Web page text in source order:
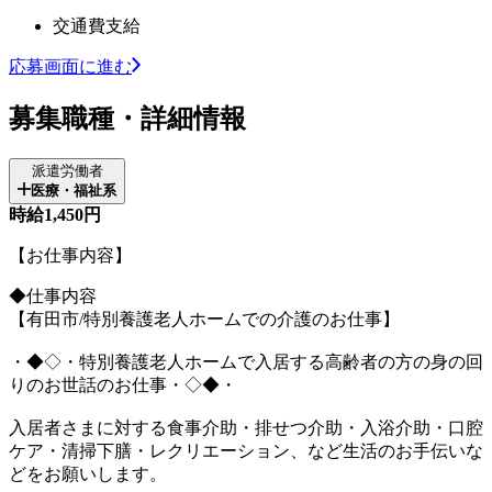
交通費支給
応募画面に進む
募集職種・詳細情報
派遣労働者
医療・福祉系
時給1,450円
【お仕事内容】
◆仕事内容
【有田市/特別養護老人ホームでの介護のお仕事】
・◆◇・特別養護老人ホームで入居する高齢者の方の身の回
りのお世話のお仕事・◇◆・
入居者さまに対する食事介助・排せつ介助・入浴介助・口腔
ケア・清掃下膳・レクリエーション、など生活のお手伝いな
どをお願いします。